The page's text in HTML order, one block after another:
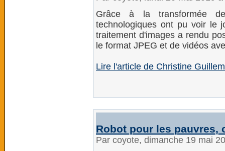
Grâce à la transformée
technologiques ont pu voir le
traitement d'images a rendu
le format JPEG et de vidéos
Lire l'article de Christine
Robot pour les pauvres,
Par coyote, dimanche 19 mai